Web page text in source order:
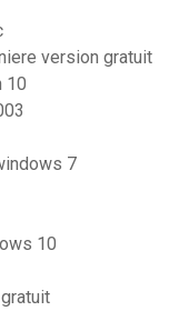
version gratuit
10
7
10